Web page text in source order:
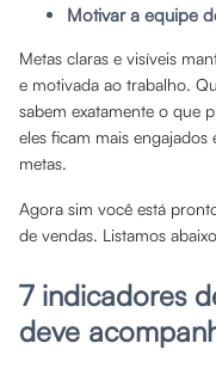
Motivar a equipe
Metas claras e visíveis
e motivada ao trabalho.
sabem exatamente o que
eles ficam mais
metas.
Agora sim você está
de vendas. Listamos
7 indicadores
deve